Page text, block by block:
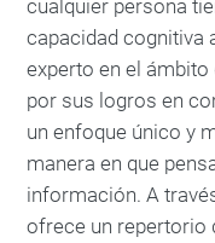
cualquier persona
capacidad cognitiva
experto en el
por sus logros en
un enfoque único y
manera en que
información. A
ofrece un repertorio